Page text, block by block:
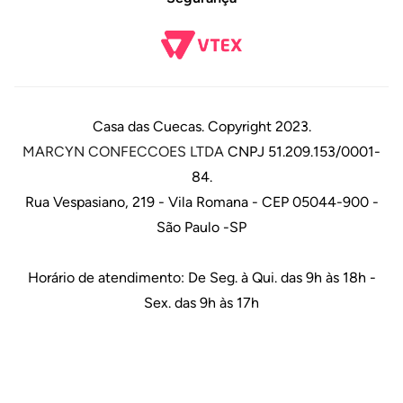
Casa das Cuecas. Copyright 2023.
MARCYN CONFECCOES LTDA CNPJ 51.209.153/0001-
84.
Rua Vespasiano, 219 - Vila Romana - CEP 05044-900 -
São Paulo -SP
Horário de atendimento: De Seg. à Qui. das 9h às 18h -
Sex. das 9h às 17h